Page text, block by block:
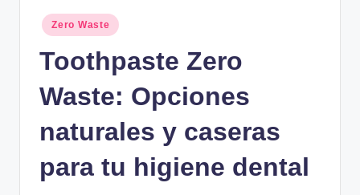
Posted
in
Zero Waste
Toothpaste Zero
Waste: Opciones
naturales y caseras
para tu higiene dental